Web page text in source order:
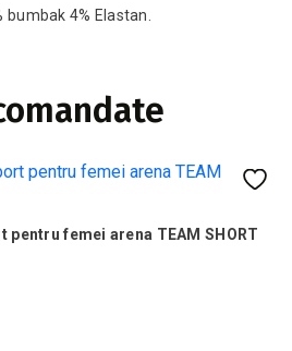
4% Elastan.
femei arena TEAM SHORT